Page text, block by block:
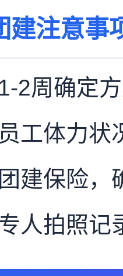
建注意事
2周确定
工体力状
建保险，
人拍照记